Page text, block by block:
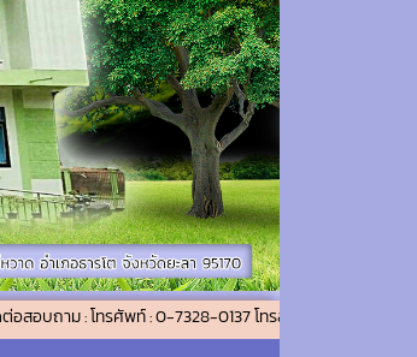
ศัพท์ : 0-7328-0137 โทรสาร (แฟกซ์) : 0-7328-0026 อีเม